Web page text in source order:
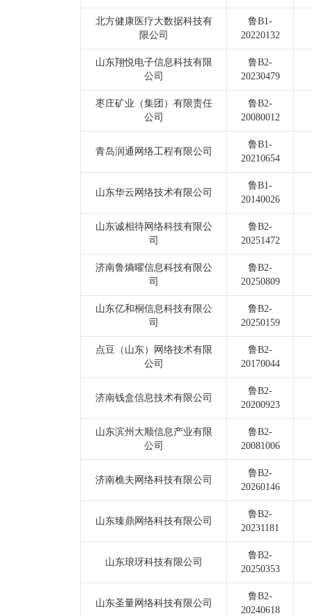
北方健康医疗大数据科技有
限公司
鲁B1-
20220132
山东翔悦电子信息科技有限
公司
鲁B2-
20230479
枣庄矿业（集团）有限责任
公司
鲁B2-
20080012
青岛润通网络工程有限公司
鲁B1-
20210654
山东华云网络技术有限公司
鲁B1-
20140026
山东诚相待网络科技有限公
司
鲁B2-
20251472
济南鲁熵曜信息科技有限公
司
鲁B2-
20250809
山东亿和桐信息科技有限公
司
鲁B2-
20250159
点豆（山东）网络技术有限
公司
鲁B2-
20170044
济南钱盒信息技术有限公司
鲁B2-
20200923
山东滨州大顺信息产业有限
公司
鲁B2-
20081006
济南樵夫网络科技有限公司
鲁B2-
20260146
山东臻鼎网络科技有限公司
鲁B2-
20231181
山东琅玡科技有限公司
鲁B2-
20250353
山东圣量网络科技有限公司
鲁B2-
20240618